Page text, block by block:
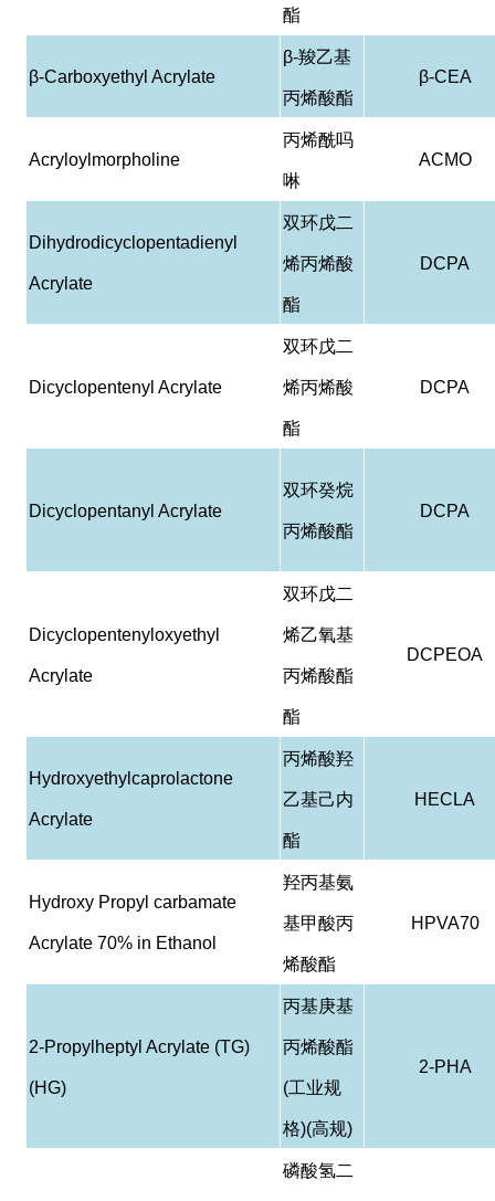
酯
β-Carboxyethyl Acrylate
β-羧乙基
丙烯酸酯
β-CEA
Acryloylmorpholine
丙烯酰吗
啉
ACMO
Dihydrodicyclopentadienyl
Acrylate
双环戊二
烯丙烯酸
酯
DCPA
Dicyclopentenyl Acrylate
双环戊二
烯丙烯酸
酯
DCPA
Dicyclopentanyl Acrylate
双环癸烷
丙烯酸酯
DCPA
Dicyclopentenyloxyethyl
Acrylate
双环戊二
烯乙氧基
丙烯酸酯
酯
DCPEOA
Hydroxyethylcaprolactone
Acrylate
丙烯酸羟
乙基己内
酯
HECLA
Hydroxy Propyl carbamate
Acrylate 70% in Ethanol
羟丙基氨
基甲酸丙
烯酸酯
HPVA70
2-Propylheptyl Acrylate (TG)
(HG)
丙基庚基
丙烯酸酯
(工业规
格)(高规)
2-PHA
磷酸氢二